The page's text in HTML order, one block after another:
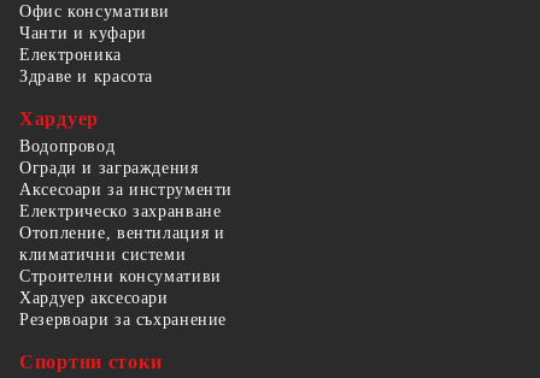
Офис консумативи
Чанти и куфари
Електроника
Здраве и красота
Хардуер
Водопровод
Огради и заграждения
Аксесоари за инструменти
Електрическо захранване
Отопление, вентилация и
климатични системи
Строителни консумативи
Хардуер аксесоари
Резервоари за съхранение
Спортни стоки